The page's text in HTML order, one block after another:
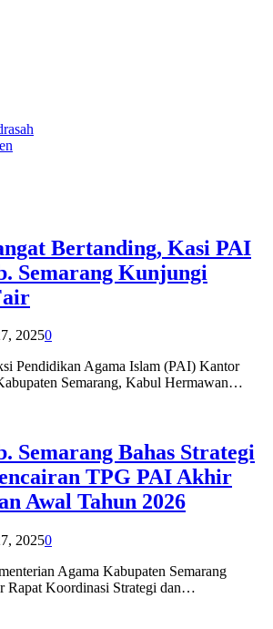
Bertanding, Kasi PAI
Semarang Kunjungi
20250
Pendidikan Agama Islam (PAI) Kantor
Semarang, Kabul Hermawan…
Semarang Bahas Strategi
TPG PAI Akhir
Awal Tahun 2026
20250
Agama Kabupaten Semarang
Rapat Koordinasi Strategi dan…